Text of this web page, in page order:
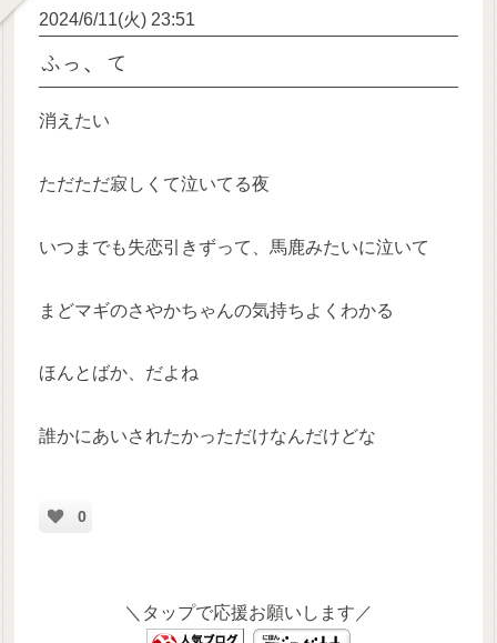
2024/6/11(火) 23:51
ふっ、て
消えたい
ただただ寂しくて泣いてる夜
いつまでも失恋引きずって、馬鹿みたいに泣いて
まどマギのさやかちゃんの気持ちよくわかる
ほんとばか、だよね
誰かにあいされたかっただけなんだけどな
0
＼タップで応援お願いします／